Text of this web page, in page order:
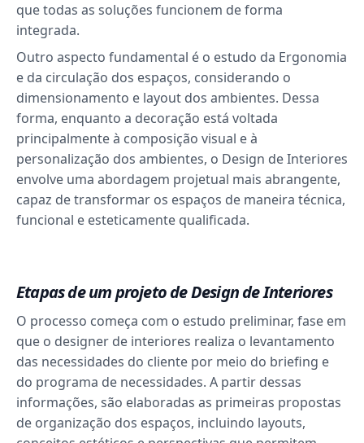
que todas as soluções funcionem de forma
integrada.
Outro aspecto fundamental é o estudo da Ergonomia
e da circulação dos espaços, considerando o
dimensionamento e layout dos ambientes. Dessa
forma, enquanto a decoração está voltada
principalmente à composição visual e à
personalização dos ambientes, o Design de Interiores
envolve uma abordagem projetual mais abrangente,
capaz de transformar os espaços de maneira técnica,
funcional e esteticamente qualificada.
Etapas de um projeto de Design de Interiores
O processo começa com o estudo preliminar, fase em
que o designer de interiores realiza o levantamento
das necessidades do cliente por meio do briefing e
do programa de necessidades. A partir dessas
informações, são elaboradas as primeiras propostas
de organização dos espaços, incluindo layouts,